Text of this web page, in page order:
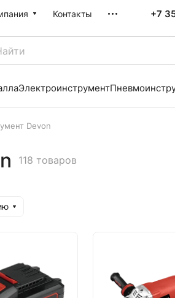
Контакты +7
Электроинструмент
Devon
118 товаров